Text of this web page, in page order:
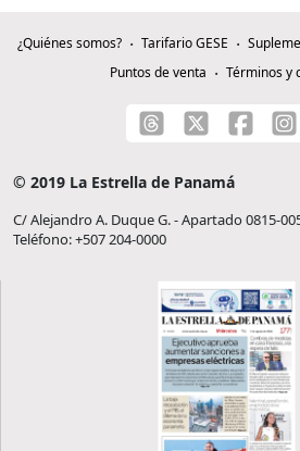
¿Quiénes somos? Tarifario GESE
Puntos de venta
Términos y
© 2019 La Estrella de Panamá
C/ Alejandro A. Duque G. - Apartado 0815-
Teléfono: +507 204-0000